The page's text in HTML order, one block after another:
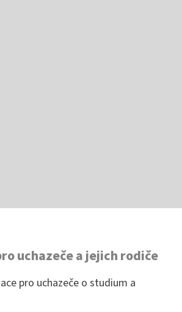
uchazeče a jejich rodiče
pro uchazeče o studium a